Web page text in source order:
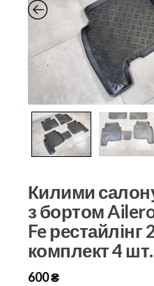
Килими
з бортом
Fe рестайлінг
комплект 4 шт.
600₴